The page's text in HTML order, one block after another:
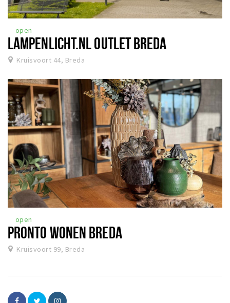
open
LAMPENLICHT.NL OUTLET BREDA
Kruisvoort 44, Breda
open
PRONTO WONEN BREDA
Kruisvoort 99, Breda